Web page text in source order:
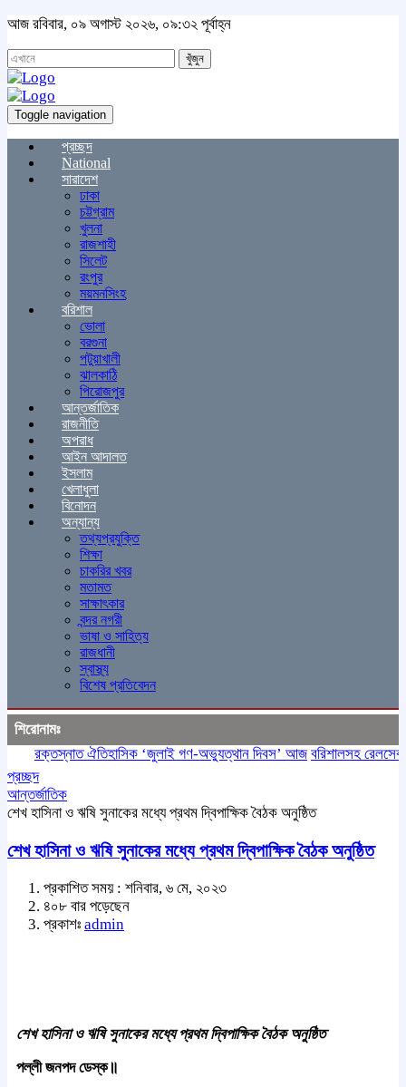
আজ রবিবার, ০৯ অগাস্ট ২০২৬, ০৯:৩২ পূর্বাহ্ন
খুঁজুন
Toggle navigation
প্রচ্ছদ
National
সারাদেশ
ঢাকা
চট্টগ্রাম
খুলনা
রাজশাহী
সিলেট
রংপুর
ময়মনসিংহ
বরিশাল
ভোলা
বরগুনা
পটুয়াখালী
ঝালকাঠি
পিরোজপুর
আন্তর্জাতিক
রাজনীতি
অপরাধ
আইন আদালত
ইসলাম
খেলাধুলা
বিনোদন
অন্যান্য
তথ্যপ্রযুক্তি
শিক্ষা
চাকরির খবর
মতামত
সাক্ষাৎকার
বন্দর নগরী
ভাষা ও সাহিত্য
রাজধানী
স্বাস্থ্য
বিশেষ প্রতিবেদন
শিরোনামঃ
রক্তস্নাত ঐতিহাসিক ‌‘জুলাই গণ-অভ্যুত্থান দিবস’ আজ বরিশালসহ রেলসেবা
প্রচ্ছদ
আন্তর্জাতিক
শেখ হাসিনা ও ঋষি সুনাকের মধ্যে প্রথম দ্বিপাক্ষিক বৈঠক অনুষ্ঠিত
শেখ হাসিনা ও ঋষি সুনাকের মধ্যে প্রথম দ্বিপাক্ষিক বৈঠক অনুষ্ঠিত
প্রকাশিত সময় : শনিবার, ৬ মে, ২০২৩
৪০৮ বার পড়েছেন
প্রকাশঃ admin
শেখ হাসিনা ও ঋষি সুনাকের মধ্যে প্রথম দ্বিপাক্ষিক বৈঠক অনুষ্ঠিত
পল্লী জনপদ ডেস্ক॥